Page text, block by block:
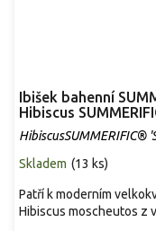
Ibišek bahenní
Hibiscus
HibiscusSUMMERIFIC®
Skladem (13 ks)
Patří k moderním
Hibiscus moscheutos z